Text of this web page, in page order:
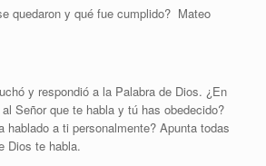
quedaron y qué fue cumplido? Mateo
y respondió a la Palabra de Dios. ¿En
Señor que te habla y tú has obedecido?
hablado a ti personalmente? Apunta todas
Dios te habla.